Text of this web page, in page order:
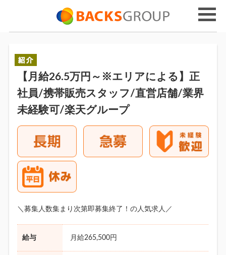
【月給26.5万円～※エリアによる】正
社員/携帯販売スタッフ/直営店舗/業界
未経験可/楽天グループ
＼募集人数集まり次第即募集終了！の人気求人／
給与 月給265,500円